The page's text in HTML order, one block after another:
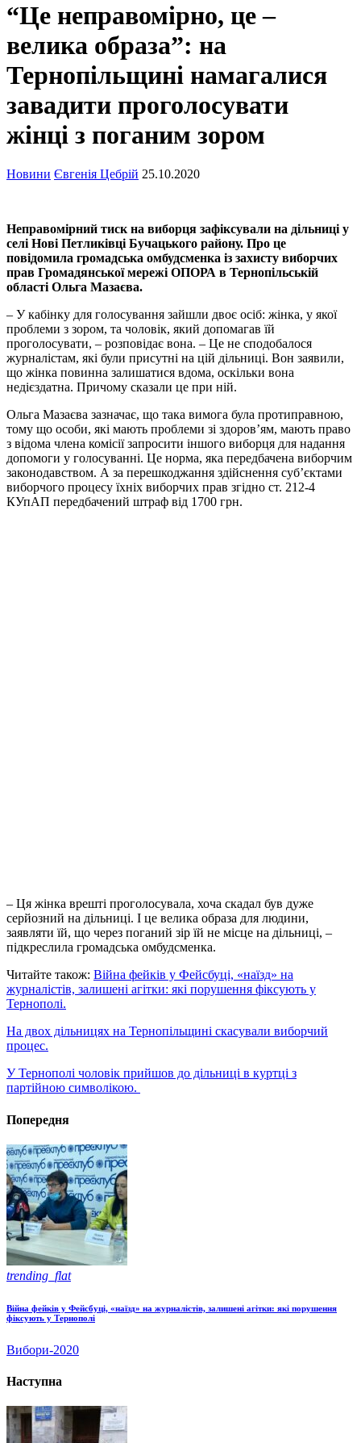
“Це неправомірно, це –
велика образа”: на
Тернопільщині намагалися
завадити проголосувати
жінці з поганим зором
Новини Євгенія Цебрій 25.10.2020
Неправомірний тиск на виборця зафіксували на дільниці у
селі Нові Петликівці Бучацького району. Про це
повідомила громадська омбудсменка із захисту виборчих
прав Громадянської мережі ОПОРА в Тернопільській
області Ольга Мазаєва.
– У кабінку для голосування зайшли двоє осіб: жінка, у якої
проблеми з зором, та чоловік, який допомагав їй
проголосувати, – розповідає вона. – Це не сподобалося
журналістам, які були присутні на цій дільниці. Вон заявили,
що жінка повинна залишатися вдома, оскільки вона
недієздатна. Причому сказали це при ній.
Ольга Мазаєва зазначає, що така вимога була протиправною,
тому що особи, які мають проблеми зі здоров’ям, мають право
з відома члена комісії запросити іншого виборця для надання
допомоги у голосуванні. Це норма, яка передбачена виборчим
законодавством. А за перешкоджання здійснення суб’єктами
виборчого процесу їхніх виборчих прав згідно ст. 212-4
КУпАП передбачений штраф від 1700 грн.
– Ця жінка врешті проголосувала, хоча скадал був дуже
серйозний на дільниці. І це велика образа для людини,
заявляти їй, що через поганий зір їй не місце на дільниці, –
підкреслила громадська омбудсменка.
Читайте також: Війна фейків у Фейсбуці, «наїзд» на
журналістів, залишені агітки: які порушення фіксують у
Тернополі.
На двох дільницях на Тернопільщині скасували виборчий
процес.
У Тернополі чоловік прийшов до дільниці в куртці з
партійною символікою.
Попередня
trending_flat
Війна фейків у Фейсбуці, «наїзд» на журналістів, залишені агітки: які порушення
фіксують у Тернополі
Вибори-2020
Наступна